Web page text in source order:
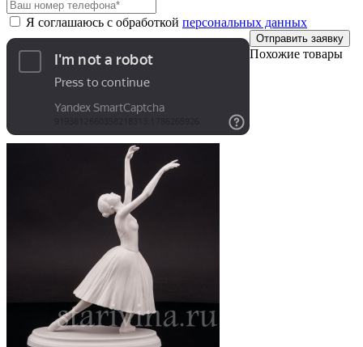
Я соглашаюсь с обработкой персональных данных
Отправить заявку
Похожие товары